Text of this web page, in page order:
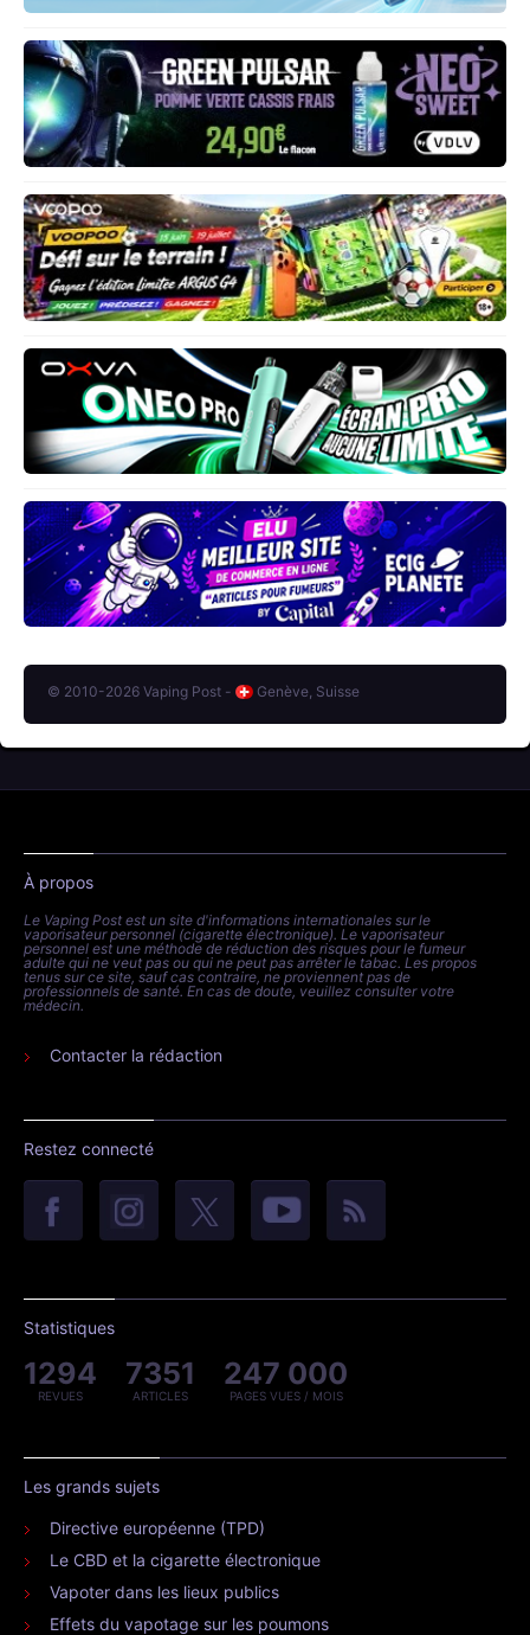
© 2010-2026 Vaping Post - Genève, Suisse
À propos
Le Vaping Post est un site d'informations internationales sur le
vaporisateur personnel (cigarette électronique). Le vaporisateur
personnel est une méthode de réduction des risques pour le fumeur
adulte qui ne veut pas ou qui ne peut pas arrêter le tabac. Les propos
tenus sur ce site, sauf cas contraire, ne proviennent pas de
professionnels de santé. En cas de doute, veuillez consulter votre
médecin.
Contacter la rédaction
Restez connecté
Statistiques
1294
REVUES
7351
ARTICLES
247 000
PAGES VUES / MOIS
Les grands sujets
Directive européenne (TPD)
Le CBD et la cigarette électronique
Vapoter dans les lieux publics
Effets du vapotage sur les poumons